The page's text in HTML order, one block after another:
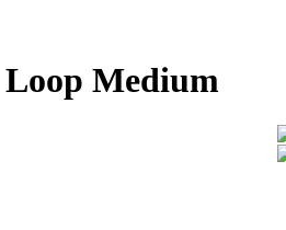
Loop Medium